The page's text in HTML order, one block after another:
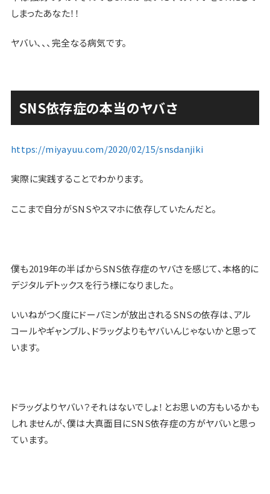
しまったあなた！！
ヤバい、、、完全なる病気です。
SNS依存症の本当のヤバさ
https://miyayuu.com/2020/02/15/snsdanjiki
実際に実践することでわかります。
ここまで自分がSNSやスマホに依存していたんだと。
僕も2019年の半ばからSNS依存症のヤバさを感じて、本格的に
デジタルデトックスを行う様になりました。
いいねがつく度にドーパミンが放出されるSNSの依存は、アル
コールやギャンブル、ドラッグよりもヤバいんじゃないかと思って
います。
ドラッグよりヤバい？それはないでしょ！とお思いの方もいるかも
しれませんが、僕は大真面目にSNS依存症の方がヤバいと思っ
ています。